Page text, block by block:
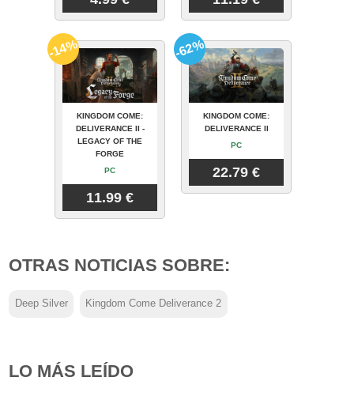
KINGDOM COME:
DELIVERANCE II -
LEGACY OF THE
FORGE
PC
11.99 €
-14%
KINGDOM COME:
DELIVERANCE II
PC
22.79 €
-62%
OTRAS NOTICIAS SOBRE:
Deep Silver Kingdom Come Deliverance 2
LO MÁS LEÍDO